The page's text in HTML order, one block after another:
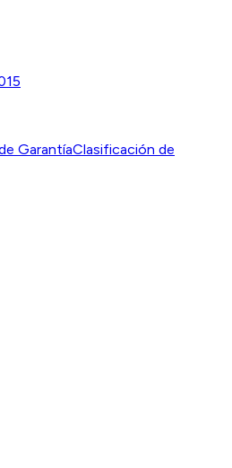
GarantíaClasificación de